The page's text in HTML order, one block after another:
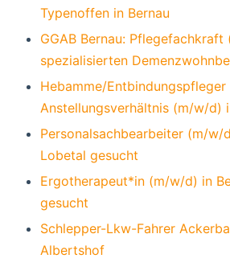
Typenoffen in Bernau
GGAB Bernau:
spezialisierten
Hebamme/Entbindungspfleger
Anstellungsverhältnis (m/w/d)
Personalsachbearbeiter (m/w/
Lobetal gesucht
Ergotherapeut*in (m/w/d) in
gesucht
Schlepper-Lkw-Fahrer
Albertshof